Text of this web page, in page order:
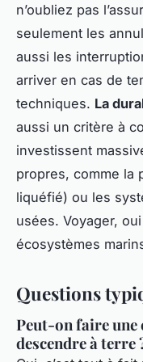
n’oubliez pas
seulement les
aussi les
arriver en cas de
techniques. La
aussi un critère à
investissent
propres, comme la
liquéfié) ou les
usées. Voyager,
écosystèmes
Questions
Peut-on faire une
descendre à terre